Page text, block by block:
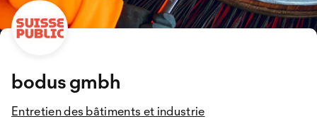
bodus gmbh
Entretien des bâtiments et industrie